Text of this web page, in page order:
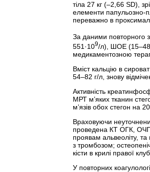
тіла 27 кг (–2,66 SD),
елементи папульозно-
переважно в
За даними повторного
551·109/л), ШОЕ (15–48
медикаментозною
Вміст кальцію в
54–82 г/л, знову
Активність
МРТ м’яких тканин
м’язів обох стегон на
Враховуючи
проведена КТ ОГК, ОЧП,
проявам альвеоліту,
з тромбозом;
кісти в крилі правої
У повторних